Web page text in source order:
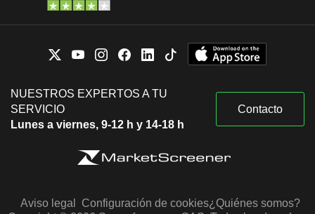
NUESTROS EXPERTOS A TU
SERVICIO
Lunes a viernes, 9-12 h y 14-18 h
Contacto
Aviso legal Configuración de cookies¿Quiénes somos?